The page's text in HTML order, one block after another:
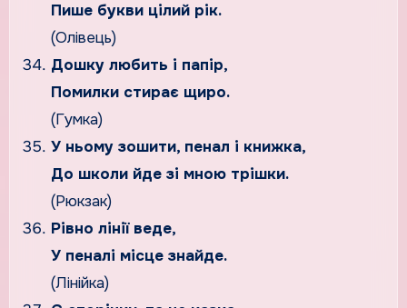
Пише букви цілий рік.
(Олівець)
Дошку любить і папір,
Помилки стирає щиро.
(Гумка)
У ньому зошити, пенал і книжка,
До школи йде зі мною трішки.
(Рюкзак)
Рівно лінії веде,
У пеналі місце знайде.
(Лінійка)